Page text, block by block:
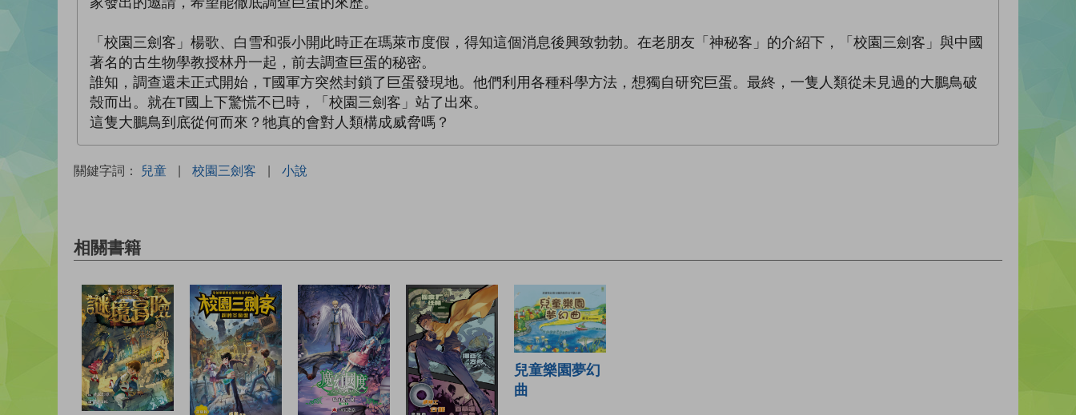
「校園三劍客」楊歌、白雪和張小開此時正在瑪萊市度假，得知這個消息後興致勃勃。在老朋友「神秘客」的介紹下，「校園三劍客」與中國
著名的古生物學教授林丹一起，前去調查巨蛋的秘密。
誰知，調查還未正式開始，T國軍方突然封鎖了巨蛋發現地。他們利用各種科學方法，想獨自研究巨蛋。最終，一隻人類從未見過的大鵬鳥破
殼而出。就在T國上下驚慌不已時，「校園三劍客」站了出來。
這隻大鵬鳥到底從何而來？牠真的會對人類構成威脅嗎？
關鍵字詞： 兒童 | 校園三劍客 | 小說
相關書籍
兒童樂園夢幻
曲